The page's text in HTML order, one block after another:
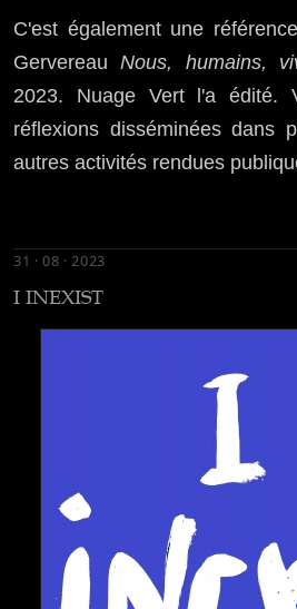
C'est également une
GervereauNous, humains,
2023. Nuage Vert l'a édité.
réflexions disséminées dans
autres activités rendues
31 · 08 · 2023
I INEXIST